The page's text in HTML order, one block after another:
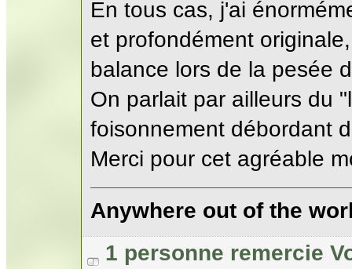
En tous cas, j'ai
et profondément
balance lors de la pesée
On parlait par ailleurs du
foisonnement débordant
Merci pour cet agréable
Anywhere out of the
1 personne remercie